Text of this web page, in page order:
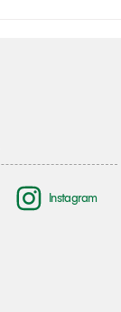
Instagram